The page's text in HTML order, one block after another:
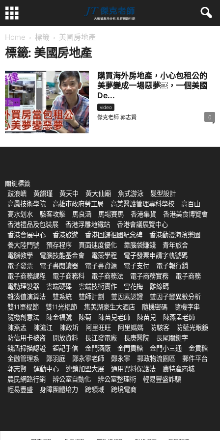
Home 標籤 美國房地產
標籤: 美國房地產
購買海外房地產，小心包租公的
美夢變成一場惡夢￼，一個美國
De...
video
傑克老師 郭志賢 0
關鍵標籤
鼓浪嶼
黃韻瑾 黃天中 黃大仙廟 魚式游泳
髮型設計
高鳳技術學院
高雄市政府勞工局 高美醫護管理專科學校
高百山
高水划水
駭客攻擊 馬良涵 馬場賽馬 香港集貨
香港美食博覽會
香港禮品及包裝展
香港浮雕地鐵站
香港會議展覽中心
香港會展中心
香港旅遊 香港回歸祖國紀念碑
香港動漫海濱樂園
養大陸門號
預存程序 頁面速度優化 靠腦袋賺錢
青年旅舍
電腦教學
電腦技能基金會 電競學程
電子發票申請字軌號碼
電子發票
電子書閱讀器 電子書資源 電子支付
電子報行銷
電子商務課程
電子商務科 電子商務法 電子商務實務
電子商務
電動理髮器
雲端硬碟 雲端技術實作 雪花梅
離線碼
雜湊值演算法
雙系統 雙師計劃 雙因素認證
雙因子變異數分析
雙11單棍節
雙11光棍節 集美湖豪生大酒店 隨機密碼
隨機字串
隨機創意法
陳金福號 陳菊 陳苗兒老師 陳苗兒
陳燕孟老師
陳燕孟
陳滄江 陳政圻 阿里旺旺 阿里媽媽 防駭客
防藍光眼鏡
防信用卡被盗
開放資料 長江發電廠 長庚醫院
長尾關鍵字
錢盾掃描認證
鉅記手信 金門酒廠 金門貢糖 金門小三通
金貢糖
金融管理系
鄭羽庭 鄭永寧老師 鄭永寧 郵政物流園區
郵件平台
郭志賢
運動中心 連鎖加盟大展 通用資料保護法
農特產商城
農民網路行銷
辨公室自動化 辨公室整理術
輕易豐盛詐騙
輕易豐盛
身障團體培力 跨領域 跨境電商